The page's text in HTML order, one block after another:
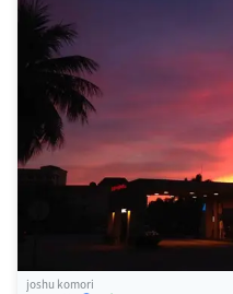
joshu komori